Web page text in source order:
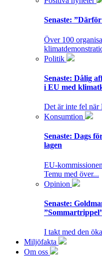
Senaste:
Över 100
Politik
Senaste: Dålig
i EU med
Det är inte fel när
Konsumtion
Senaste: Dags
lagen
EU-
Temu med över...
Opinion
Senaste:
I takt med den
Miljöfakta
Om oss